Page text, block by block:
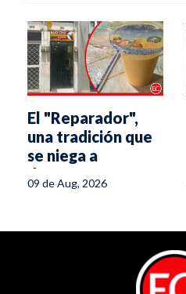
El "Reparador",
una tradición que
se niega a
desaparecer
09 de Aug, 2026